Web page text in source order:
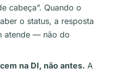
cabeça”. Quando o
o status, a resposta
atende — não do
na DI, não antes. A